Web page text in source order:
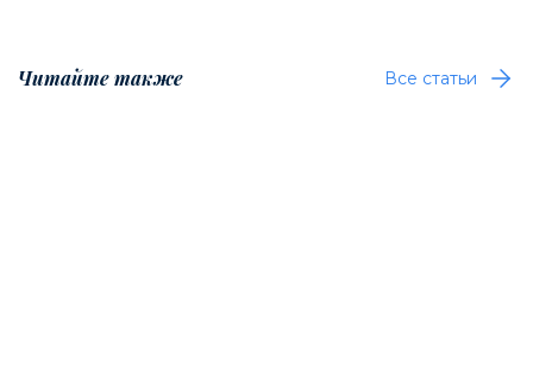
Читайте также Все статьи